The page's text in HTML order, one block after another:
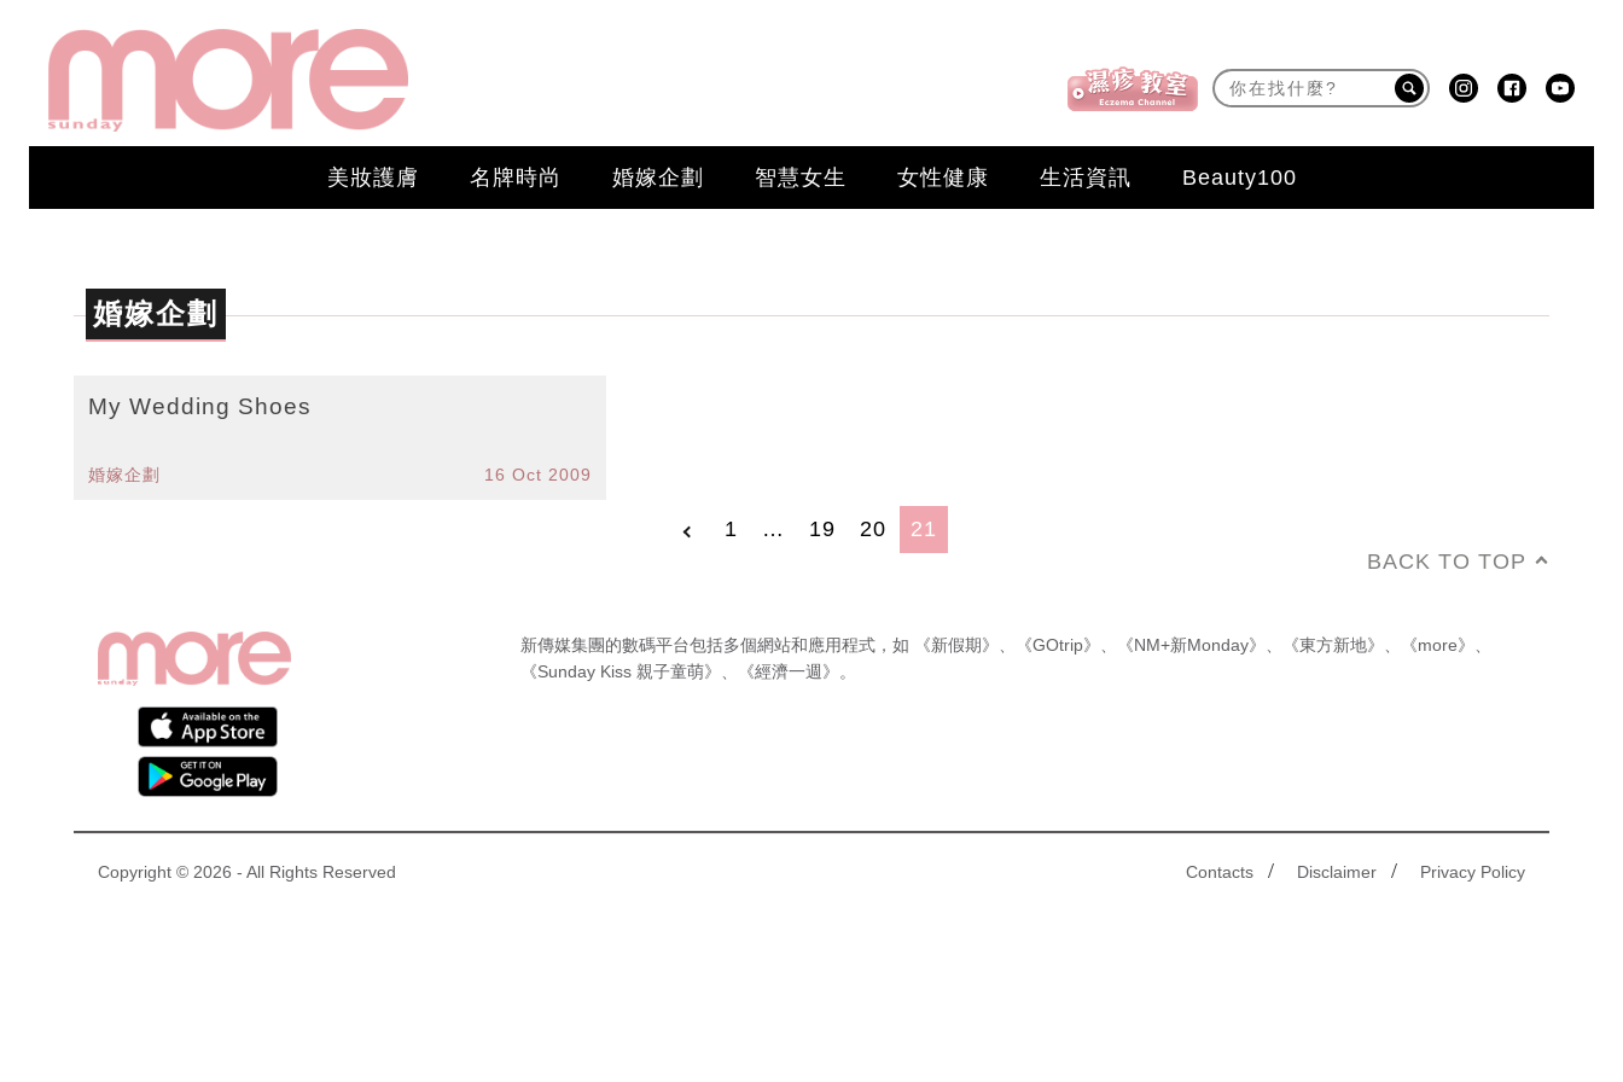
美妝護膚 名牌時尚 婚嫁企劃 智慧女生 女性健康 生活資訊 Beauty100
婚嫁企劃
My Wedding Shoes
婚嫁企劃 16 Oct 2009
1 … 19 20
21
BACK TO TOP
新傳媒集團的數碼平台包括多個網站和應用程式，如 《新假期》 《GOtrip》 《NM+新Monday》 《東方新地》 《more》
《Sunday Kiss 親子童萌》
《經濟一週》 。
Contacts / Disclaimer / Privacy Policy
Copyright © 2026 - All Rights Reserved